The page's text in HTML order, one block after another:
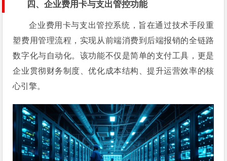
四、企业费用卡与支出管控功能
企业费用卡与支出管控系统，旨在通过技术手段重
塑费用管理流程，实现从前端消费到后端报销的全链路
数字化与自动化。该功能不仅是简单的支付工具，更是
企业贯彻财务制度、优化成本结构、提升运营效率的核
心引擎。